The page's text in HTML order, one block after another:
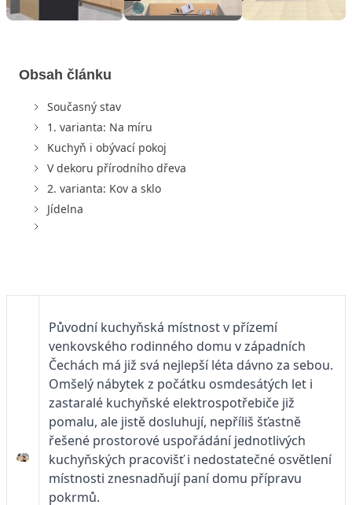
Obsah článku
Současný stav
1. varianta: Na míru
Kuchyň i obývací pokoj
V dekoru přírodního dřeva
2. varianta: Kov a sklo
Jídelna
Původní kuchyňská místnost v přízemí
venkovského rodinného domu v západních
Čechách má již svá nejlepší léta dávno za sebou.
Omšelý nábytek z počátku osmdesátých let i
zastaralé kuchyňské elektrospotřebiče již
pomalu, ale jistě dosluhují, nepříliš šťastně
řešené prostorové uspořádání jednotlivých
kuchyňských pracovišť i nedostatečné osvětlení
místnosti znesnadňují paní domu přípravu
pokrmů.